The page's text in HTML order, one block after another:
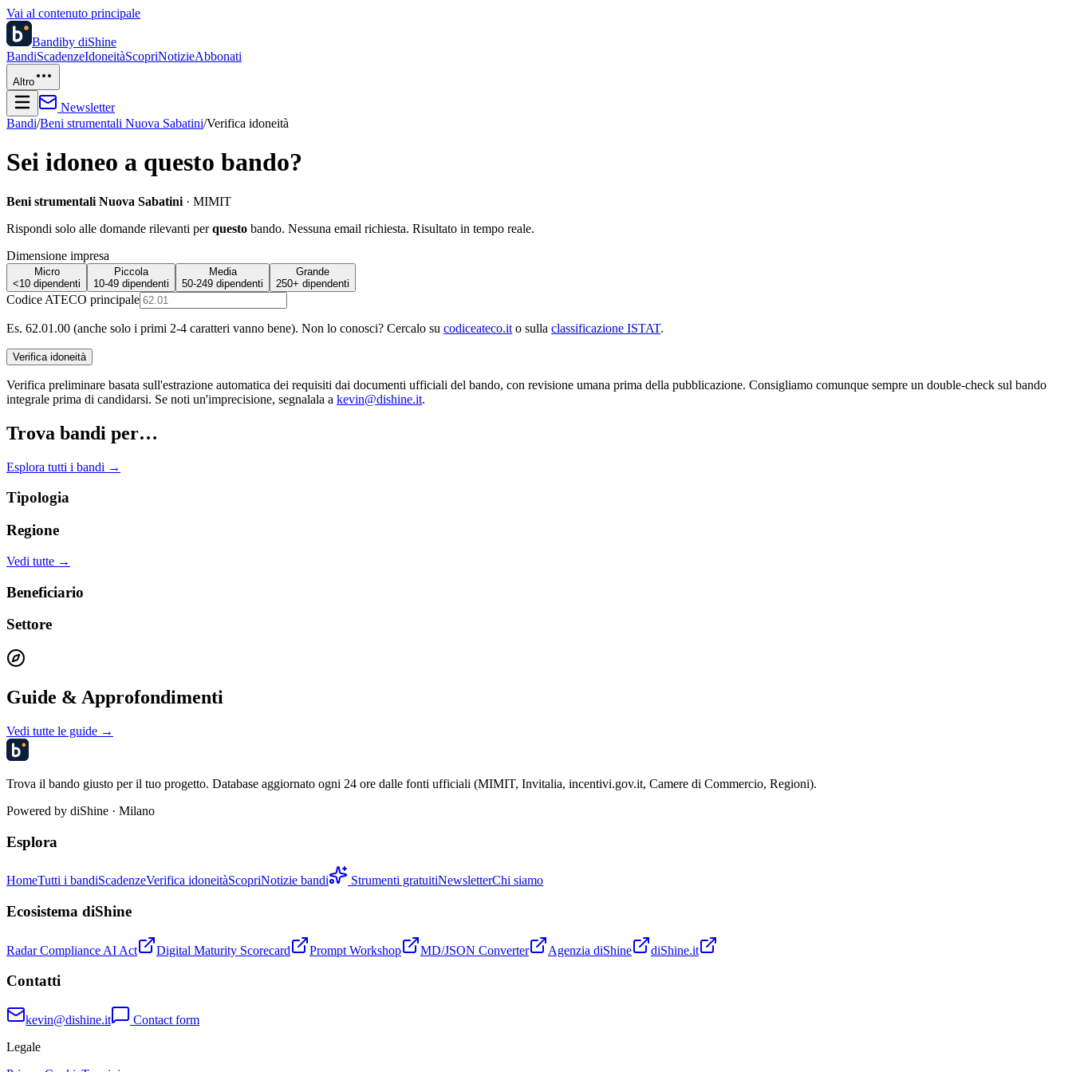
Vai al contenuto principale
Bandiby diShine
BandiScadenzeIdoneitàScopriNotizieAbbonati
Altro
Newsletter
Bandi/Beni strumentali Nuova Sabatini/Verifica idoneità
Sei idoneo a questo bando?
Beni strumentali Nuova Sabatini · MIMIT
Rispondi solo alle domande rilevanti perquesto bando. Nessuna email richiesta. Risultato in tempo reale.
Dimensione impresa
Micro
<10 dipendenti
Piccola
10-49 dipendenti
Media
50-249 dipendenti
Grande
250+ dipendenti
Codice ATECO principale
Es. 62.01.00 (anche solo i primi 2-4 caratteri vanno bene). Non lo conosci? Cercalo su codiceateco.it o sulla classificazione ISTAT.
Verifica idoneità
Verifica preliminare basata sull'estrazione automatica dei requisiti dai documenti ufficiali del bando, con revisione umana prima della pubblicazione. Consigliamo comunque sempre un double-check sul bando
integrale prima di candidarsi. Se noti un'imprecisione, segnalala a kevin@dishine.it.
Trova bandi per…
Esplora tutti i bandi →
Tipologia
Regione
Vedi tutte →
Beneficiario
Settore
Guide & Approfondimenti
Vedi tutte le guide →
Trova il bando giusto per il tuo progetto. Database aggiornato ogni 24 ore dalle fonti ufficiali (MIMIT, Invitalia, incentivi.gov.it, Camere di Commercio, Regioni).
Powered by diShine · Milano
Esplora
HomeTutti i bandiScadenzeVerifica idoneitàScopriNotizie bandi Strumenti gratuitiNewsletterChi siamo
Ecosistema diShine
Radar Compliance AI Act Digital Maturity Scorecard Prompt Workshop MD/JSON Converter Agenzia diShine diShine.it
Contatti
kevin@dishine.it
Contact form
Legale